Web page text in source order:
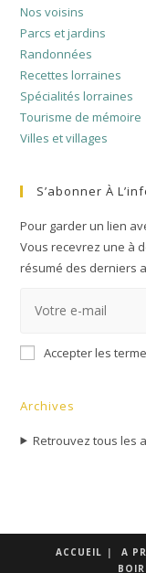
Nos voisins
Parcs et jardins
Randonnées
Recettes lorraines
Spécialités lorraines
Tourisme de mémoire
Villes et villages
S’abonner À
Pour garder un lien
Vous recevrez une à
résumé des derniers
Accepter les
Archives
Retrouvez tous les
ACCUEIL A